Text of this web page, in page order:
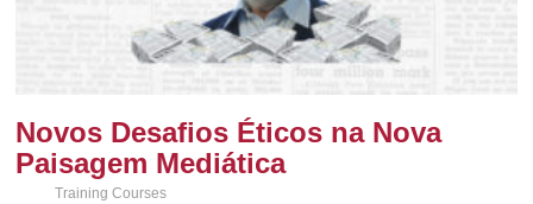
Novos Desafios Éticos na Nova
Paisagem Mediática
Training Courses